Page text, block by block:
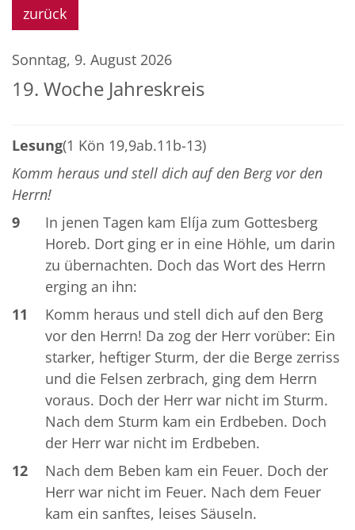
zurück
Sonntag, 9. August 2026
19. Woche Jahreskreis
Lesung(1 Kön 19,9ab.11b-13)
Komm heraus und stell dich auf den Berg vor den
Herrn!
9
In jenen Tagen kam Elíja zum Gottesberg
Horeb. Dort ging er in eine Höhle, um darin
zu übernachten. Doch das Wort des Herrn
erging an ihn:
11
Komm heraus und stell dich auf den Berg
vor den Herrn! Da zog der Herr vorüber: Ein
starker, heftiger Sturm, der die Berge zerriss
und die Felsen zerbrach, ging dem Herrn
voraus. Doch der Herr war nicht im Sturm.
Nach dem Sturm kam ein Erdbeben. Doch
der Herr war nicht im Erdbeben.
12
Nach dem Beben kam ein Feuer. Doch der
Herr war nicht im Feuer. Nach dem Feuer
kam ein sanftes, leises Säuseln.